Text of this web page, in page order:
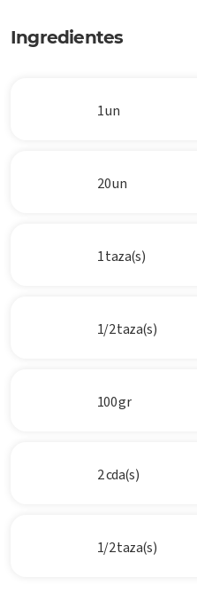
Ingredientes
1 un
20 un
1 taza(s)
1/2 taza(s)
100 gr
2 cda(s)
1/2 taza(s)